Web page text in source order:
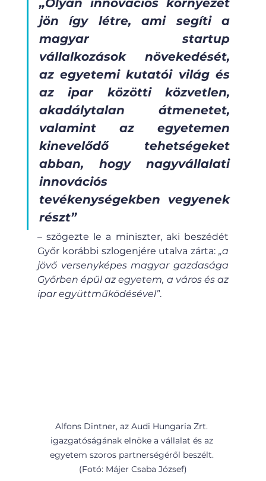
„Olyan innovációs környezet
jön így létre, ami segíti a
magyar startup
vállalkozások növekedését,
az egyetemi kutatói világ és
az ipar közötti közvetlen,
akadálytalan átmenetet,
valamint az egyetemen
kinevelődő tehetségeket
abban, hogy nagyvállalati
innovációs
tevékenységekben vegyenek
részt”
– szögezte le a miniszter, aki beszédét
Győr korábbi szlogenjére utalva zárta: „a
jövő versenyképes magyar gazdasága
Győrben épül az egyetem, a város és az
ipar együttműködésével”.
Alfons Dintner, az Audi Hungaria Zrt.
igazgatóságának elnöke a vállalat és az
egyetem szoros partnerségéről beszélt.
(Fotó: Májer Csaba József)